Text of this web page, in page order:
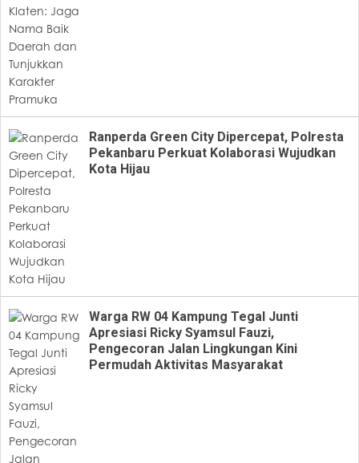
Ranperda Green City Dipercepat, Polresta
Pekanbaru Perkuat Kolaborasi Wujudkan
Kota Hijau
Warga RW 04 Kampung Tegal Junti
Apresiasi Ricky Syamsul Fauzi,
Pengecoran Jalan Lingkungan Kini
Permudah Aktivitas Masyarakat